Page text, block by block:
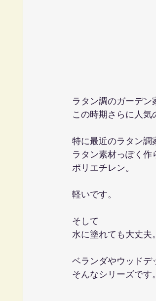
ラタン調のガーデン
この時期さらに人気
特に最近のラタン調
ラタン素材っぽく作
ポリエチレン。
軽いです。
そして
水に塗れても大丈夫。
ベランダやウッドデ
そんなシリーズです。